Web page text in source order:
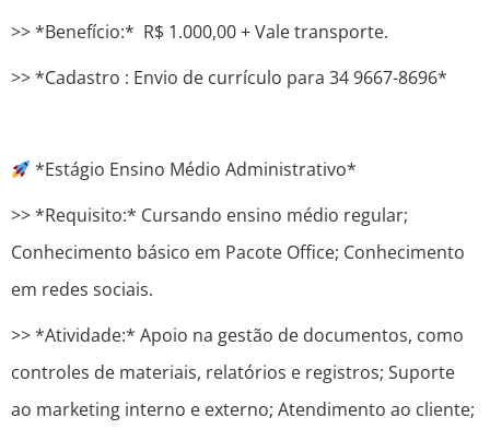
>> *Benefício:* R$ 1.000,00 + Vale transporte.
>> *Cadastro : ​​Envio de currículo para 34 9667-8696*
*Estágio Ensino Médio Administrativo*
>> *Requisito:* Cursando ensino médio regular;
Conhecimento básico em Pacote Office; Conhecimento
em redes sociais.
>> *Atividade:* Apoio na gestão de documentos, como
controles de materiais, relatórios e registros; Suporte
ao marketing interno e externo; Atendimento ao cliente;